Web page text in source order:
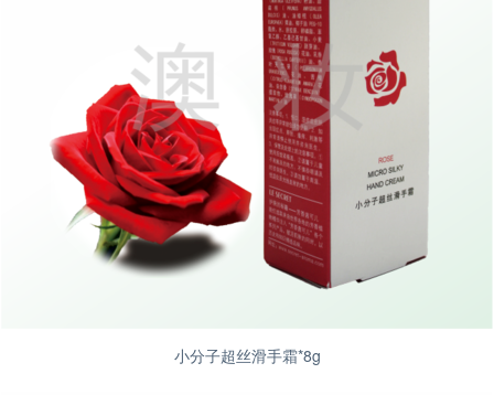
小分子超丝滑手霜*8g